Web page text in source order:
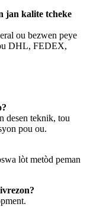
jan kalite tcheke
ou bezwen peye
DHL, FEDEX,
desen teknik, tou
pou ou.
lòt metòd peman